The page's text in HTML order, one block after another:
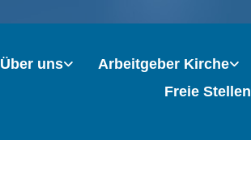
Über uns Arbeitgeber Kirche
Freie Stellen